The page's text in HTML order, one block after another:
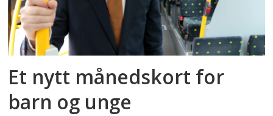
Et nytt månedskort for
barn og unge